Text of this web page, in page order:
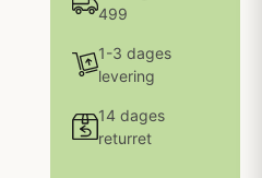
499
1-3 dages
levering
14 dages
returret